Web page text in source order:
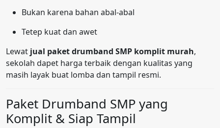
Bukan karena bahan abal-abal
Tetep kuat dan awet
Lewat jual paket drumband SMP komplit murah,
sekolah dapet harga terbaik dengan kualitas yang
masih layak buat lomba dan tampil resmi.
Paket Drumband SMP yang
Komplit & Siap Tampil